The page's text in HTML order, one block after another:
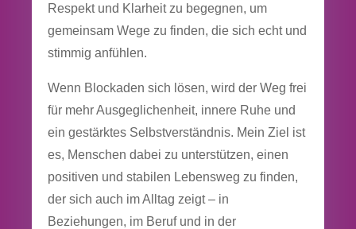
Respekt und Klarheit zu begegnen, um
gemeinsam Wege zu finden, die sich echt und
stimmig anfühlen.
Wenn Blockaden sich lösen, wird der Weg frei
für mehr Ausgeglichenheit, innere Ruhe und
ein gestärktes Selbstverständnis. Mein Ziel ist
es, Menschen dabei zu unterstützen, einen
positiven und stabilen Lebensweg zu finden,
der sich auch im Alltag zeigt – in
Beziehungen, im Beruf und in der